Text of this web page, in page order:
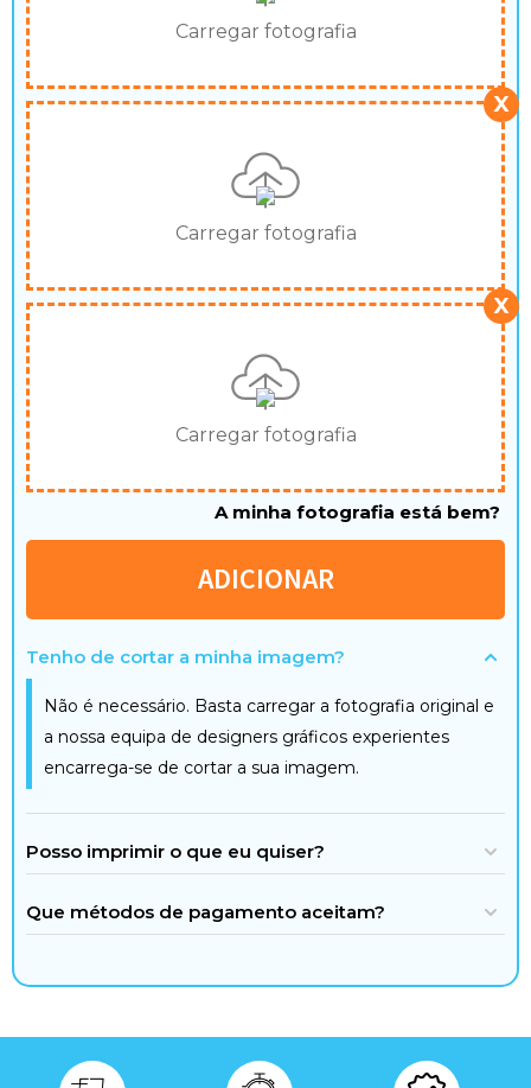
Carregar fotografia
Carregar fotografia
X
Carregar fotografia
X
A minha fotografia está bem?
ADICIONAR
Tenho de cortar a minha imagem?
Não é necessário. Basta carregar a fotografia original e
a nossa equipa de designers gráficos experientes
encarrega-se de cortar a sua imagem.
Posso imprimir o que eu quiser?
Que métodos de pagamento aceitam?